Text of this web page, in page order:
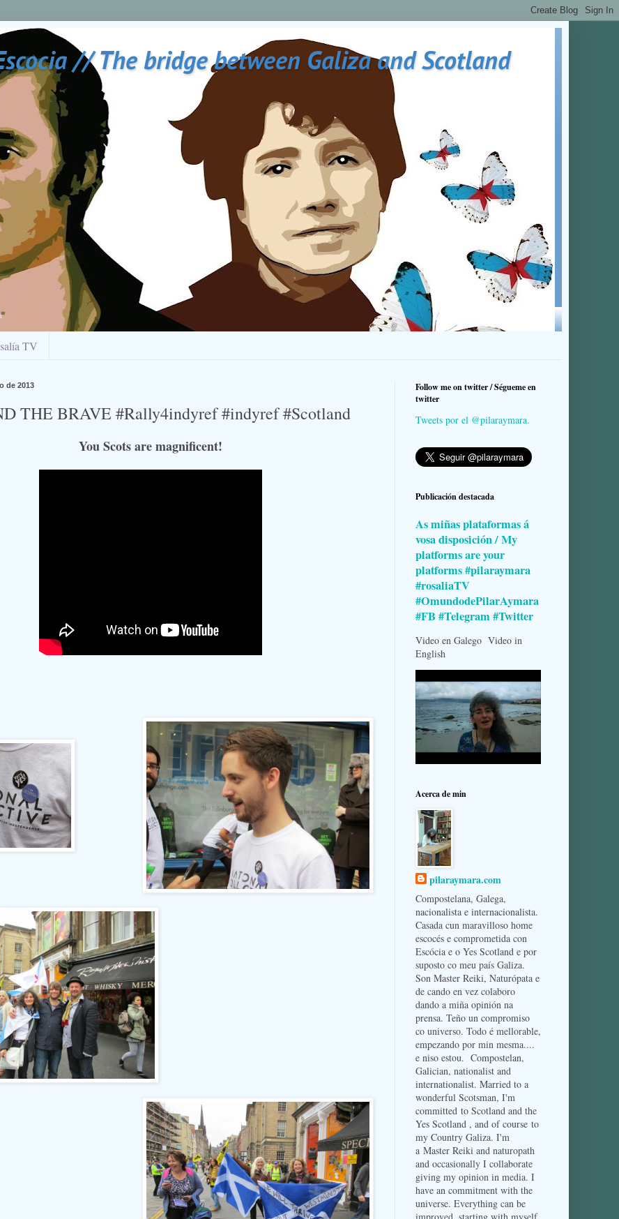
// The bridge between Galiza and Scotland
TV
de 2013
THE BRAVE #Rally4indyref #indyref #Scotland
YouScotsaremagnificent!
Follow me on twitter / Ségueme en
twitter
Tweets por el @pilaraymara.
Publicación destacada
As miñas plataformas á
vosa disposición / My
platforms are your
platforms #pilaraymara
#rosaliaTV
#OmundodePilarAymara
#FB #Telegram #Twitter
Video en Galego Video in
English
Acerca de min
pilaraymara.com
Compostelana, Galega,
nacionalista e internacionalista.
Casada cun maravilloso home
escocés e comprometida con
Escócia e o Yes Scotland e por
suposto co meu país Galiza.
Son Master Reiki, Naturópata e
de cando en vez colaboro
dando a miña opinión na
prensa. Teño un compromiso
co universo. Todo é mellorable,
empezando por min mesma....
e niso estou. Compostelan,
Galician, nationalist and
internationalist. Married to a
wonderful Scotsman, I'm
committed to Scotland and the
Yes Scotland , and of course to
my Country Galiza. I'm
a Master Reiki and naturopath
and occasionally I collaborate
giving my opinion in media. I
have an commitment with the
universe. Everything can be